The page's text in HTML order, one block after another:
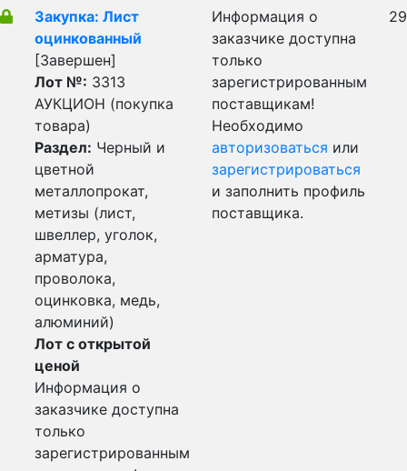
Закупка: Лист
оцинкованный
[Завершен]
Лот №: 3313
АУКЦИОН (покупка
товара)
Раздел: Черный и
цветной
металлопрокат,
метизы (лист,
швеллер, уголок,
арматура,
проволока,
оцинковка, медь,
алюминий)
Лот с открытой
ценой
Информация о
заказчике доступна
только
зарегистрированным
Информация о
заказчике доступна
только
зарегистрированным
поставщикам!
Необходимо
авторизоваться или
зарегистрироваться
и заполнить профиль
поставщика.